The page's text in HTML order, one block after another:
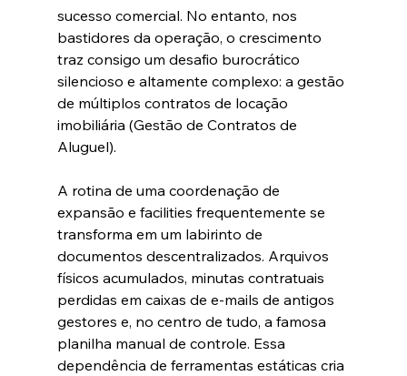
sucesso comercial. No entanto, nos
bastidores da operação, o crescimento
traz consigo um desafio burocrático
silencioso e altamente complexo: a gestão
de múltiplos contratos de locação
imobiliária (Gestão de Contratos de
Aluguel).
A rotina de uma coordenação de
expansão e facilities frequentemente se
transforma em um labirinto de
documentos descentralizados. Arquivos
físicos acumulados, minutas contratuais
perdidas em caixas de e-mails de antigos
gestores e, no centro de tudo, a famosa
planilha manual de controle. Essa
dependência de ferramentas estáticas cria